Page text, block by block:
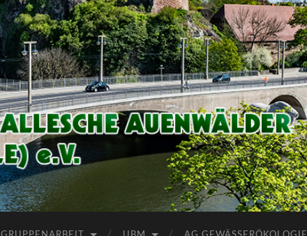
Arbeitskreis
Hallesche
Auenwälder
zu
Halle
e.V.